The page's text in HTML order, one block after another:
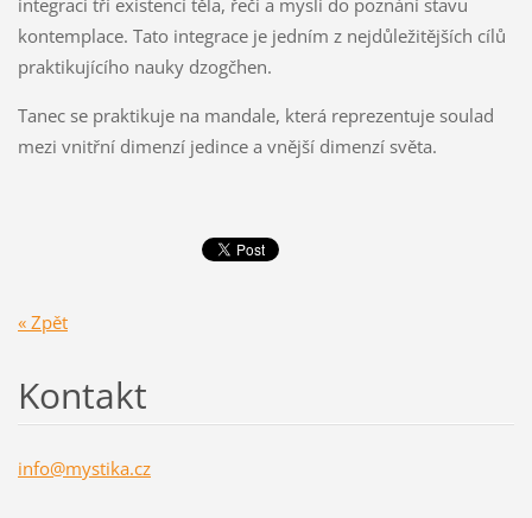
integraci tří existencí těla, řeči a mysli do poznání stavu
kontemplace. Tato integrace je jedním z nejdůležitějších cílů
praktikujícího nauky dzogčhen.
Tanec se praktikuje na mandale, která reprezentuje soulad
mezi vnitřní dimenzí jedince a vnější dimenzí světa.
« Zpět
Kontakt
info@mystika.cz